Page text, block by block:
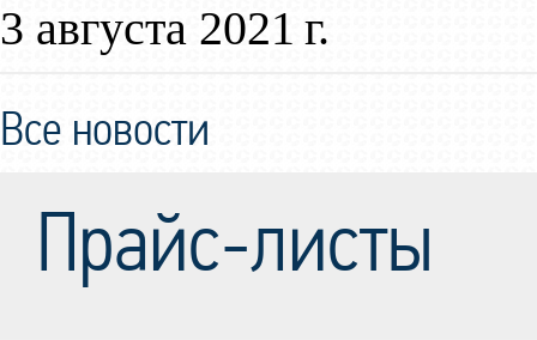
3 августа 2021 г.
Все новости
Прайс-листы